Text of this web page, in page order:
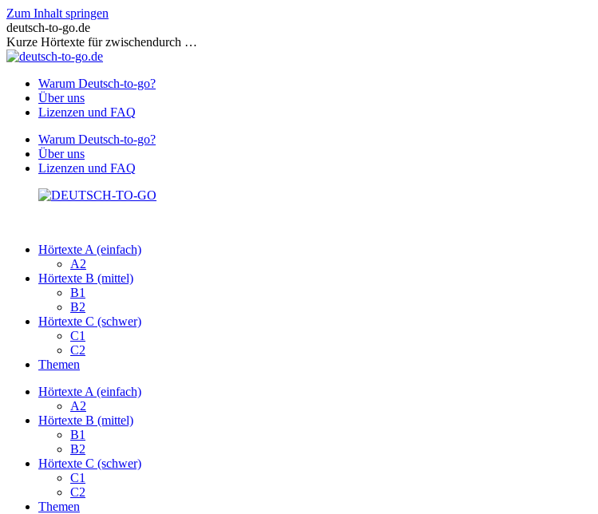
Zum Inhalt springen
deutsch-to-go.de
Kurze Hörtexte für zwischendurch …
Warum Deutsch-to-go?
Über uns
Lizenzen und FAQ
Warum Deutsch-to-go?
Über uns
Lizenzen und FAQ
Hörtexte A (einfach)
A2
Hörtexte B (mittel)
B1
B2
Hörtexte C (schwer)
C1
C2
Themen
Hörtexte A (einfach)
A2
Hörtexte B (mittel)
B1
B2
Hörtexte C (schwer)
C1
C2
Themen